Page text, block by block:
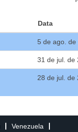
Data
5 de ago. de
31 de jul. de
28 de jul. de
Venezuela